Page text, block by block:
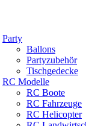
Party
Ballons
Partyzubehör
Tischgedecke
RC Modelle
RC Boote
RC Fahrzeuge
RC Helicopter